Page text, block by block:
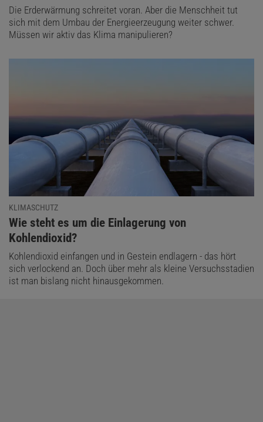
Die Erderwärmung schreitet voran. Aber die Menschheit tut
sich mit dem Umbau der Energieerzeugung weiter schwer.
Müssen wir aktiv das Klima manipulieren?
KLIMASCHUTZ
:
Wie steht es um die Einlagerung von
Kohlendioxid?
Kohlendioxid einfangen und in Gestein endlagern - das hört
sich verlockend an. Doch über mehr als kleine Versuchsstadien
ist man bislang nicht hinausgekommen.